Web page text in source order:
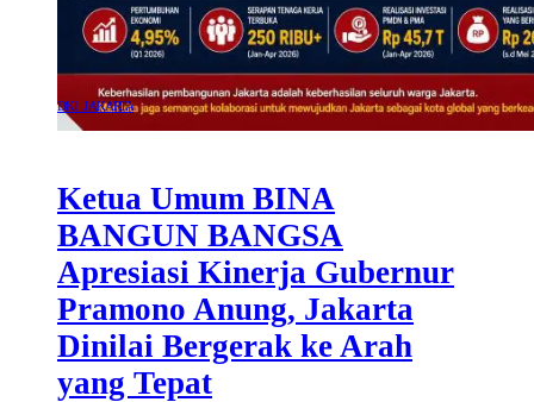
DKI JAKARTA
Ketua Umum BINA
BANGUN BANGSA
Apresiasi Kinerja Gubernur
Pramono Anung, Jakarta
Dinilai Bergerak ke Arah
yang Tepat